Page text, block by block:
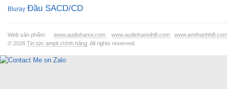
Bluray Đầu SACD/CD
Web sản phẩm: www.audiohanoi.com www.audiohanoihifi.com
www.amthanhhifi.com
© 2026 Tin tức ampli chính hãng . All rights reserved.